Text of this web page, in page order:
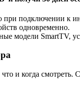
при подключении к
одновременно.
модели SmartTV,
и когда смотреть.